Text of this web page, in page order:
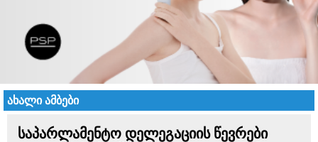
ახალი ამბები
საპარლამენტო დელეგაციის წევრები